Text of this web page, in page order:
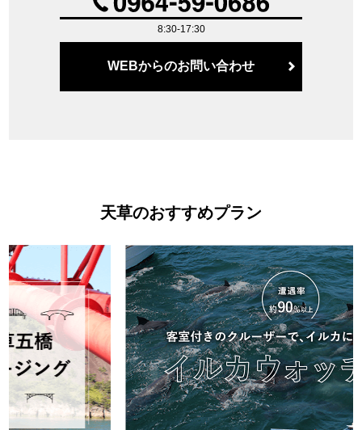
8:30-17:30
WEBからのお問い合わせ
天草のおすすめプラン